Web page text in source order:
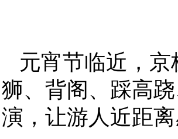
元宵节临近，
狮、背阁、踩高
演，让游人近距